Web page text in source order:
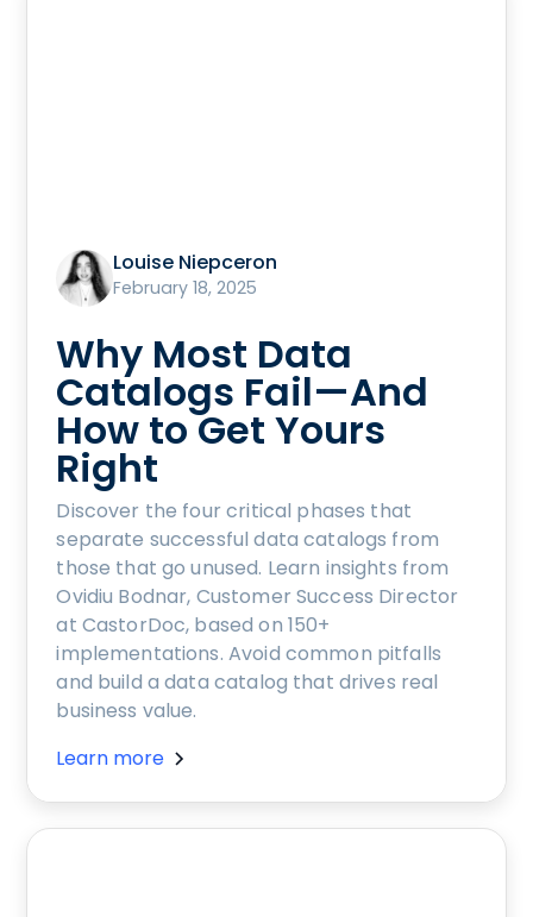
Louise Niepceron
February 18, 2025
Why Most Data
Catalogs Fail—And
How to Get Yours
Right
Discover the four critical phases that
separate successful data catalogs from
those that go unused. Learn insights from
Ovidiu Bodnar, Customer Success Director
at CastorDoc, based on 150+
implementations. Avoid common pitfalls
and build a data catalog that drives real
business value.
Learn more